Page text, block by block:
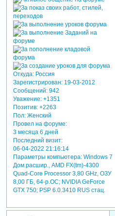
Откуда:Россия
Зарегистрирован: 19-03-2012
Сообщений:942
Уважение: +1351
Позитив: +2263
Пол:Женский
Провел на форуме:
3 месяца 6 дней
Последний визит:
06-04-2022 21:16:14
Параметры компьютера:Windows 7
Дом.расшир., AMD FX(tm)-4300
Quad-Core Processor 3,80 GHz, ОЗУ
8,00 ГБ, 64-р.ОС; NVIDIA GeForce
GTX 750; PSP 6.0.3410 RUS стац.